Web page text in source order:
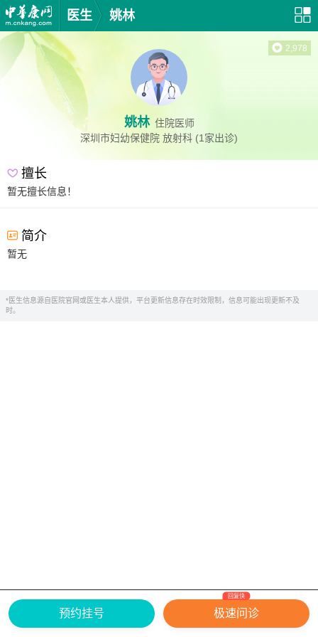
医生 姚林
姚林 住院医师
深圳市妇幼保健院 放射科 (1家出诊)
2,978
擅长
暂无擅长信息！
简介
暂无
*医生信息源自医院官网或医生本人提供，平台更新信息存在时效限制，信息可能出现更新不及
时。
网上有害信息举报专区
关于我们
Copyright ©
2026 中华康网 版权所有
预约挂号 极速问诊
回复快